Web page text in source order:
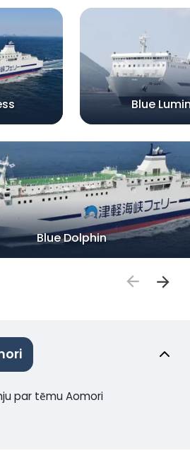
Blue
Blue Dolphin
par tēmu Aomori